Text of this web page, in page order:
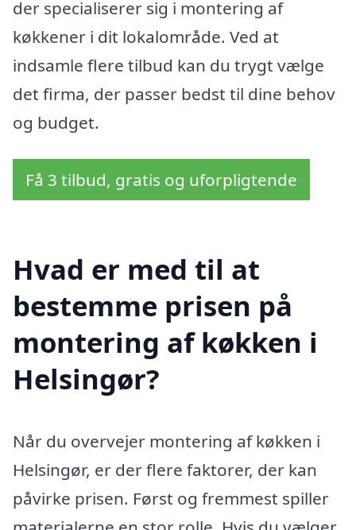
der specialiserer sig i montering af
køkkener i dit lokalområde. Ved at
indsamle flere tilbud kan du trygt vælge
det firma, der passer bedst til dine behov
og budget.
Få 3 tilbud, gratis og uforpligtende
Hvad er med til at
bestemme prisen på
montering af køkken i
Helsingør?
Når du overvejer montering af køkken i
Helsingør, er der flere faktorer, der kan
påvirke prisen. Først og fremmest spiller